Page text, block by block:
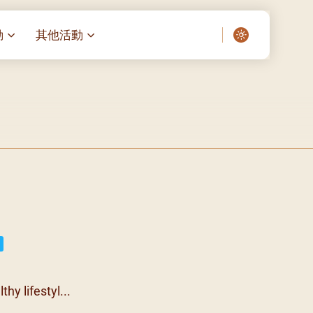
至9
03)
04)
05)
06)
07)
其他活動
lifestyl...